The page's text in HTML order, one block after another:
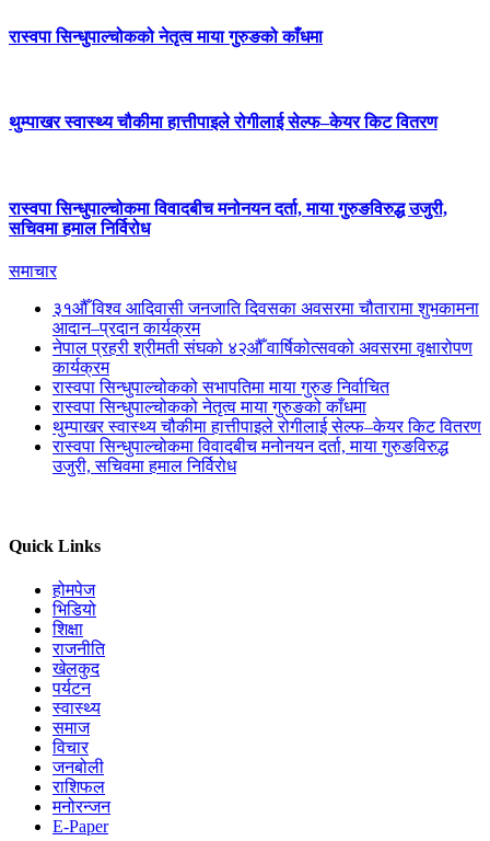
रास्वपा सिन्धुपाल्चोकको नेतृत्व माया गुरुङको काँधमा
थुम्पाखर स्वास्थ्य चौकीमा हात्तीपाइले रोगीलाई सेल्फ–केयर किट वितरण
रास्वपा सिन्धुपाल्चोकमा विवादबीच मनोनयन दर्ता, माया गुरुङविरुद्ध उजुरी,
सचिवमा हमाल निर्विरोध
समाचार
३१औँ विश्व आदिवासी जनजाति दिवसका अवसरमा चौतारामा शुभकामना
आदान–प्रदान कार्यक्रम
नेपाल प्रहरी श्रीमती संघको ४२औँ वार्षिकोत्सवको अवसरमा वृक्षारोपण
कार्यक्रम
रास्वपा सिन्धुपाल्चोकको सभापतिमा माया गुरुङ निर्वाचित
रास्वपा सिन्धुपाल्चोकको नेतृत्व माया गुरुङको काँधमा
थुम्पाखर स्वास्थ्य चौकीमा हात्तीपाइले रोगीलाई सेल्फ–केयर किट वितरण
रास्वपा सिन्धुपाल्चोकमा विवादबीच मनोनयन दर्ता, माया गुरुङविरुद्ध
उजुरी, सचिवमा हमाल निर्विरोध
Quick Links
होमपेज
भिडियो
शिक्षा
राजनीति
खेलकुद
पर्यटन
स्वास्थ्य
समाज
विचार
जनबोली
राशिफल
मनोरन्जन
E-Paper